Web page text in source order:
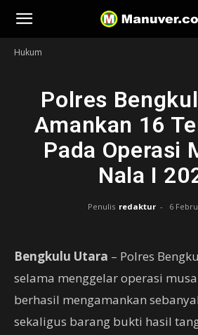
Manuver
Hukum
Polres
Amankan 16
Pada Operasi
Nala I
Penulis redaktur - 6
Bengkulu Utara – Polres
selama menggelar operasi
berhasil mengamankan
sekaligus barang bukti hasil